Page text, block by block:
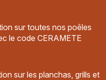
sur toutes nos poêles
le code CERAMETE
sur les planchas, grills et